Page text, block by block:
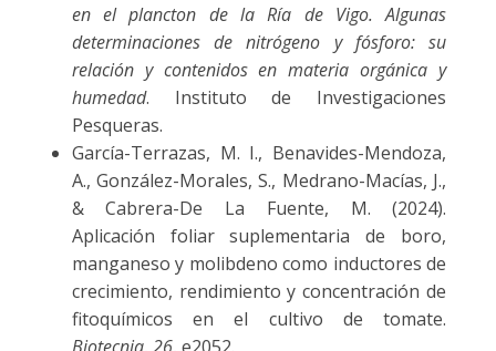
en el plancton de la Ría de Vigo. Algunas
determinaciones de nitrógeno y fósforo: su
relación y contenidos en materia orgánica y
humedad. Instituto de Investigaciones
Pesqueras.
García-Terrazas, M. I., Benavides-Mendoza,
A., González-Morales, S., Medrano-Macías, J.,
& Cabrera-De La Fuente, M. (2024).
Aplicación foliar suplementaria de boro,
manganeso y molibdeno como inductores de
crecimiento, rendimiento y concentración de
fitoquímicos en el cultivo de tomate.